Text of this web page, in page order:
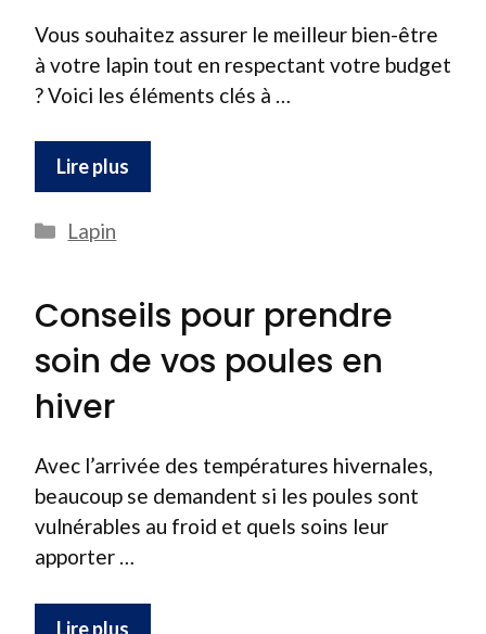
Vous souhaitez assurer le meilleur bien-être
à votre lapin tout en respectant votre budget
? Voici les éléments clés à …
Lire plus
Catégories
Lapin
Conseils pour prendre
soin de vos poules en
hiver
Avec l’arrivée des températures hivernales,
beaucoup se demandent si les poules sont
vulnérables au froid et quels soins leur
apporter …
Lire plus